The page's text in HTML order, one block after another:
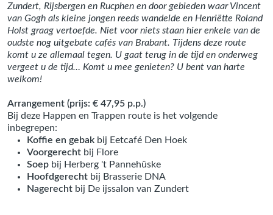
Zundert, Rijsbergen en Rucphen en door gebieden waar Vincent
van Gogh als kleine jongen reeds wandelde en Henriëtte Roland
Holst graag vertoefde. Niet voor niets staan hier enkele van de
oudste nog uitgebate cafés van Brabant. Tijdens deze route
komt u ze allemaal tegen. U gaat terug in de tijd en onderweg
vergeet u de tijd… Komt u mee genieten? U bent van harte
welkom!
Arrangement (prijs: € 47,95 p.p.)
Bij deze Happen en Trappen route is het volgende
inbegrepen:
Koffie en gebak bij Eetcafé Den Hoek
Voorgerecht bij Flore
Soep bij Herberg 't Pannehûske
Hoofdgerecht bij Brasserie DNA
Nagerecht bij De ijssalon van Zundert